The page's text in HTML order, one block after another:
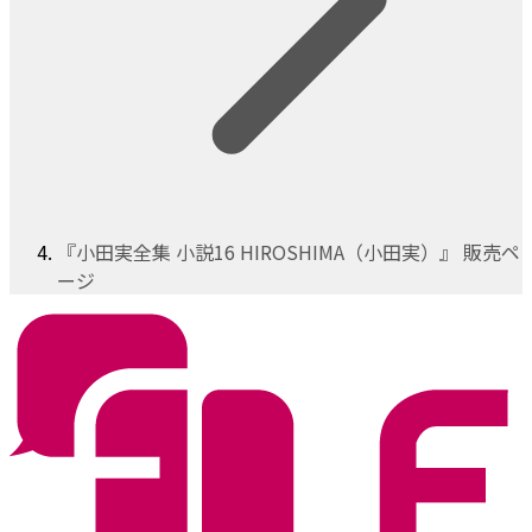
『小田実全集 小説16 HIROSHIMA（小田実）』 販売ペ
ージ